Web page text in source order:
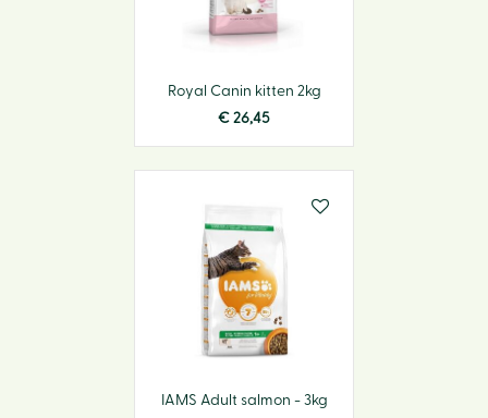
Royal Canin kitten 2kg
€ 26,45
IAMS Adult salmon - 3kg